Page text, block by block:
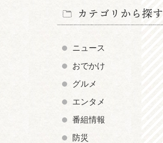
カテゴリから探す
ニュース
おでかけ
グルメ
エンタメ
番組情報
防災